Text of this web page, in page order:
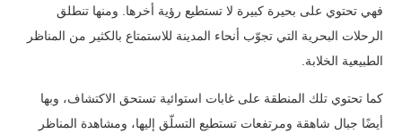
فهي تحتوي على بحيرة كبيرة لا تستطيع رؤية أخرها. ومنها تنطلق
الرحلات البحرية التي تجوّب أنحاء المدينة للاستمتاع بالكثير من المناظر
الطبيعية الخلابة.
كما تحتوي تلك المنطقة على غابات استوائية تستحق الاكتشاف، وبها
أيضًا جبال شاهقة ومرتفعات تستطيع التسلّق إليها، ومشاهدة المناظر